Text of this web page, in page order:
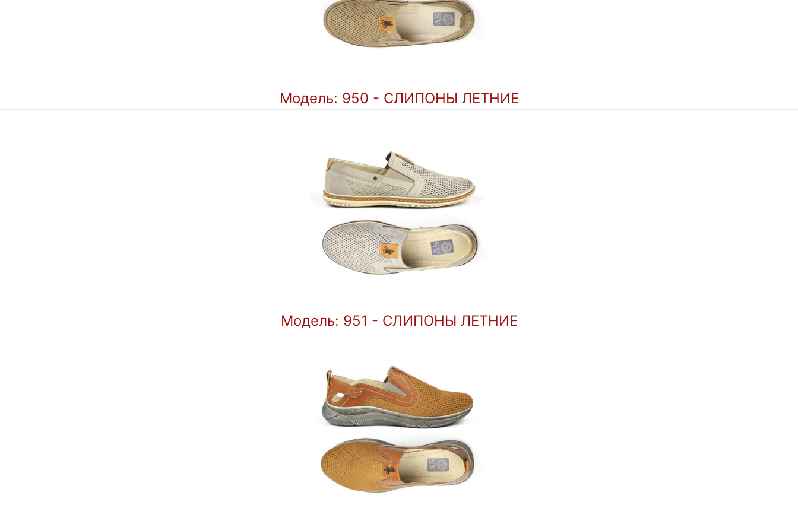
Модель: 950 - СЛИПОНЫ ЛЕТНИЕ
Модель: 951 - СЛИПОНЫ ЛЕТНИЕ